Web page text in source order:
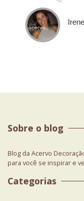
Sobre o blog
Blog da Acervo
para você se inspirar e
Categorias